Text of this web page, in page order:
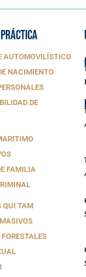
AUTOMOVILÍSTICO
NACIMIENTO
DE
FAMILIA
QUI TAM